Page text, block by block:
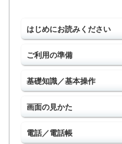
はじめにお読みください
ご利用の準備
基礎知識／基本操作
画面の見かた
電話／電話帳